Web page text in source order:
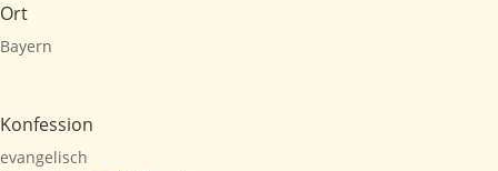
Ort
Bayern
Konfession
evangelisch